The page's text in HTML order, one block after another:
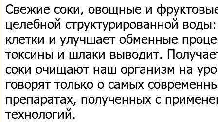
Свежие соки, овощные и
целебной структурированной
клетки и улучшает обменные
токсины и шлаки выводит.
соки очищают наш организм на
говорят только о самых
препаратах, полученных с
технологий.